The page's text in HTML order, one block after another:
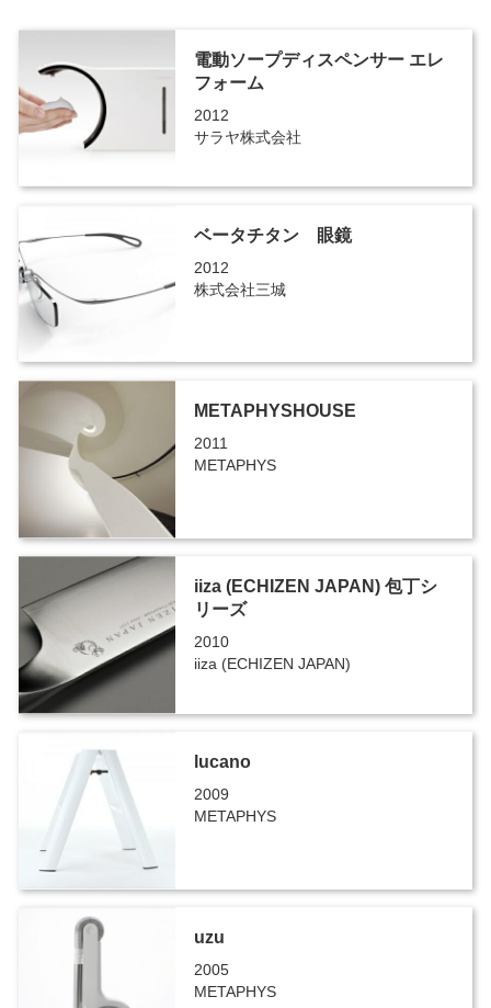
電動ソープディスペンサー エレ
フォーム
2012
サラヤ株式会社
ベータチタン 眼鏡
2012
株式会社三城
METAPHYSHOUSE
2011
METAPHYS
iiza (ECHIZEN JAPAN) 包丁シ
リーズ
2010
iiza (ECHIZEN JAPAN)
lucano
2009
METAPHYS
uzu
2005
METAPHYS